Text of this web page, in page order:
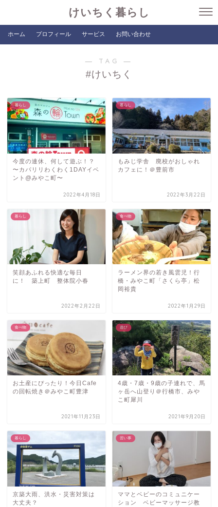
けいちく暮らし
ホーム プロフィール サービス お問い合わせ
― TAG ―
#けいちく
暮らし
今度の連休、何して遊ぶ！？
〜カパリリわくわく1DAYイベ
ント@みやこ町〜
2022年4月18日
暮らし
もみじ学舎 廃校がおしゃれ
カフェに！＠豊前市
2022年3月22日
暮らし
笑顔あふれる快適な毎日
に！ 築上町 整体院小春
2022年2月22日
食べ物
ラーメン界の若き風雲児！行
橋・みやこ町「さくら亭」松
岡裕貴
2022年1月29日
食べ物
お土産にぴったり！今日Cafe
の回転焼き＠みやこ町豊津
2021年11月23日
遊び
4歳・7歳・9歳の子連れで、馬
ヶ岳へ山登り＠行橋市、みや
こ町犀川
2021年9月20日
暮らし
京築大雨、洪水・災害対策は
大丈夫？
習い事
ママとベビーのコミュニケー
ション ベビーマッサージ教